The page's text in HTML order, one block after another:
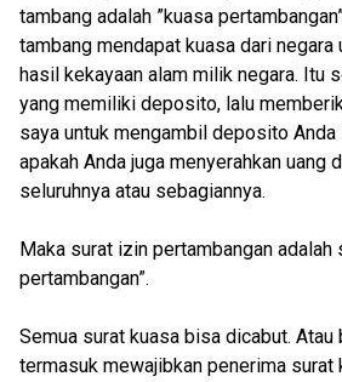
tambang adalah ”kuasa
tambang mendapat kuasa dari negara
hasil kekayaan alam milik negara. Itu
yang memiliki deposito, lalu
saya untuk mengambil deposito Anda
apakah Anda juga menyerahkan uang
seluruhnya atau sebagiannya.
Maka surat izin pertambangan adalah
pertambangan”.
Semua surat kuasa bisa dicabut. Atau
termasuk mewajibkan penerima surat